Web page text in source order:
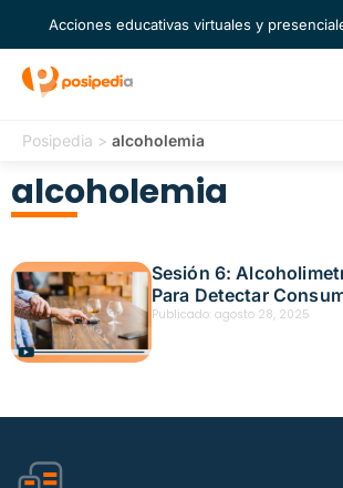
Acciones educativas virtuales y
Posipedia > alcoholemia
alcoholemia
Sesión 6:
Para Detectar
SPA Fecha: 21 de
Publicado: agosto 28, 2025